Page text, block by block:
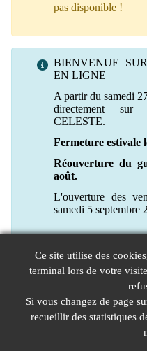
pas disponible !
BIENVENUE
EN LIGNE
A partir du samedi
directement
CELESTE.
Fermeture estivale
Réouverture du
août.
L'ouverture des
samedi 5 septembre
Ce site utilise des
terminal lors de votre
Si vous changez de page
recueillir des statistiques